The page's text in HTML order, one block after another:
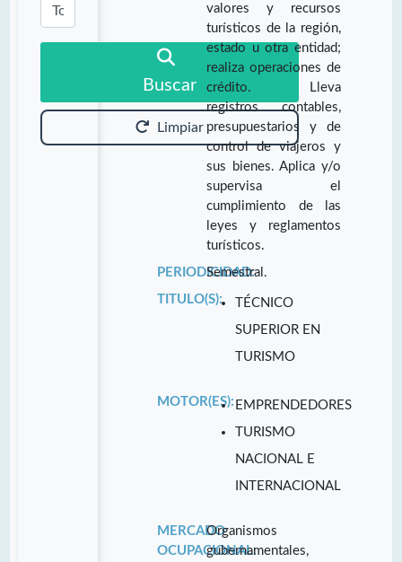
Buscar
Limpiar
valores y recursos
turísticos de la región,
estado u otra entidad;
realiza operaciones de
crédito. Lleva
registros contables,
presupuestarios y de
control de viajeros y
sus bienes. Aplica y/o
supervisa el
cumplimiento de las
leyes y reglamentos
turísticos.
PERIODICIDAD:
Semestral.
TITULO(S):
TÉCNICO
SUPERIOR EN
TURISMO
MOTOR(ES): EMPRENDEDORES
TURISMO
NACIONAL E
INTERNACIONAL
MERCADO
OCUPACIONAL:
Organismos
gubernamentales,